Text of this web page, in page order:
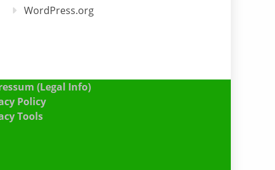
WordPress.org
(Legal Info)
Policy
Tools